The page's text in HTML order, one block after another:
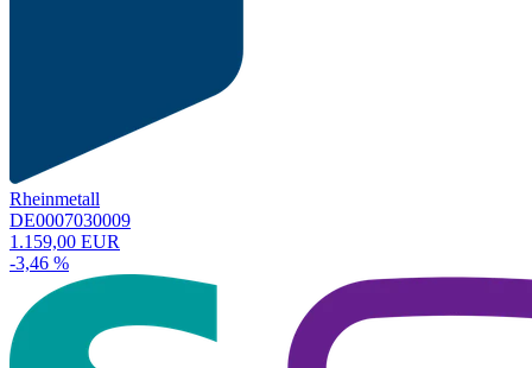
Rheinmetall
DE0007030009
1.159,00 EUR
-3,46 %